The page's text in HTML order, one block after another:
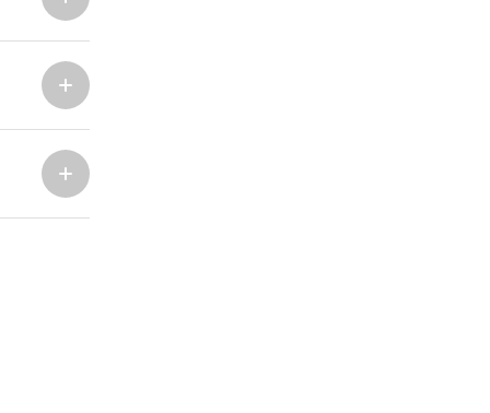
Marina Trogir - SCT
ACI Marina Split
Komolac